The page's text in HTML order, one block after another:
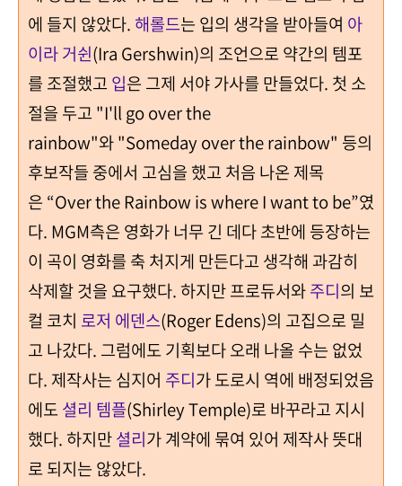
에 들지 않았다. 해롤드는 입의 생각을 받아들여 아
이라 거쉰(Ira Gershwin)의 조언으로약간의 템포
를 조절했고 입은 그제 서야 가사를 만들었다. 첫 소
절을 두고 "I'll go over the
rainbow"와"Someday over the rainbow" 등의
후보작들 중에서 고심을 했고 처음 나온 제목
은 “Over the Rainbow is where I want to be”였
다. MGM측은 영화가 너무 긴 데다초반에 등장하는
이 곡이 영화를 축 처지게 만든다고 생각해 과감히
삭제할 것을 요구했다. 하지만 프로듀서와주디의 보
컬 코치 로저 에덴스(Roger Edens)의 고집으로 밀
고 나갔다. 그럼에도 기획보다 오래 나올 수는 없었
다. 제작사는 심지어 주디가 도로시 역에 배정되었음
에도셜리 템플(Shirley Temple)로 바꾸라고 지시
했다. 하지만셜리가 계약에 묶여 있어 제작사 뜻대
로 되지는 않았다.